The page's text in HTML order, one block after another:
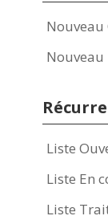
Nouveau
Liste
Liste En
Liste